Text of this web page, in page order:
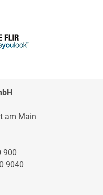
am Main
900
9040